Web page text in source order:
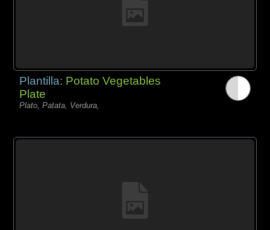
Plantilla: Potato Vegetables
Plate
Plato, Patata, Verdura,